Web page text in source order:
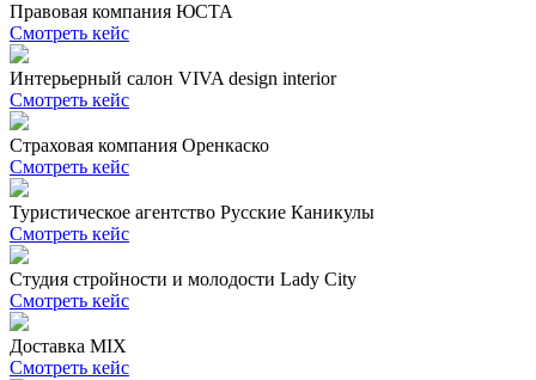
Правовая компания ЮСТА
Смотреть кейс
Интерьерный салон VIVA design interior
Смотреть кейс
Страховая компания Оренкаско
Смотреть кейс
Туристическое агентство Русские Каникулы
Смотреть кейс
Студия стройности и молодости Lady City
Смотреть кейс
Доставка MIX
Смотреть кейс